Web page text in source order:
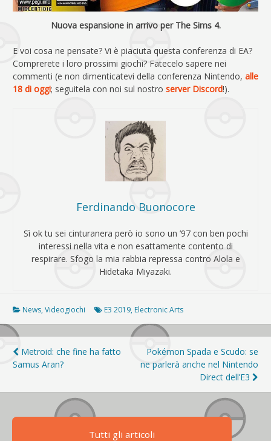
Nuova espansione in arrivo per The Sims 4.
E voi cosa ne pensate? Vi è piaciuta questa conferenza di EA?
Comprerete i loro prossimi giochi? Fatecelo sapere nei
commenti (e non dimenticatevi della conferenza Nintendo, alle
18 di oggi; seguitela con noi sul nostro server Discord!).
Ferdinando Buonocore
Sì ok tu sei cinturanera però io sono un ’97 con ben pochi
interessi nella vita e non esattamente contento di
respirare. Sfogo la mia rabbia repressa contro Alola e
Hidetaka Miyazaki.
News,Videogiochi E3 2019, Electronic Arts
Navigazione
articoli
Metroid: che fine ha fatto
Samus Aran?
Pokémon Spada e Scudo: se
ne parlerà anche nel Nintendo
Direct dell’E3
Tutti gli articoli